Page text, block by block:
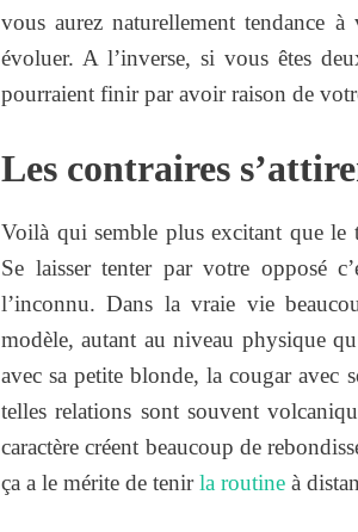
vous aurez naturellement tendance
évoluer. A l’inverse, si vous êtes
pourraient finir par avoir raison de
Les contraires
Voilà qui semble plus excitant que le
Se laisser tenter par votre opposé
l’inconnu. Dans la vraie vie
modèle, autant au niveau physique
avec sa petite blonde, la cougar avec
telles relations sont souvent
caractère créent beaucoup de
ça a le mérite de tenirla routine à